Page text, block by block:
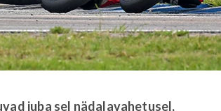
juba sel nädalavahetusel,